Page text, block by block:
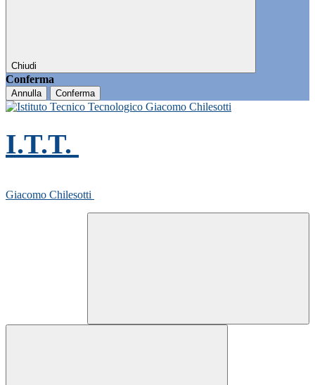
Chiudi
Conferma
Annulla Conferma
I.T.T.
Giacomo Chilesotti